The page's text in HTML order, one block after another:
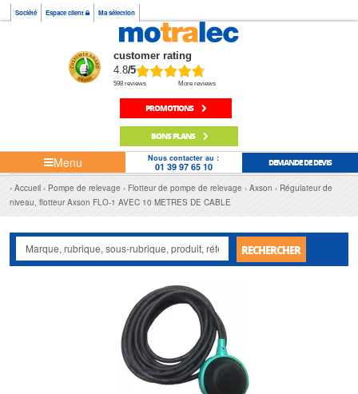
Société Espace client Ma sélection
customer rating
4.8/5
598 reviews More reviews
PROMOTIONS
BONS PLANS
Menu Nous contacter au :
01 39 97 65 10 DEMANDE DE DEVIS
Accueil Pompe de relevage Flotteur de pompe de relevage Axson
Régulateur de
niveau, flotteur Axson FLO-1 AVEC 10 METRES DE CABLE
RECHERCHER